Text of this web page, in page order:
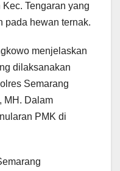
Tengaran yang
pada hewan ternak.
menjelaskan
dilaksanakan
Semarang
MH. Dalam
PMK di